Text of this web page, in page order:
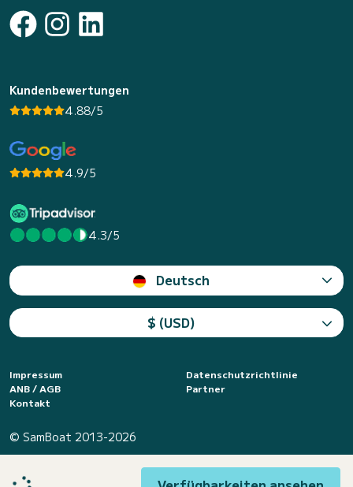
Kundenbewertungen
4.88/5
4.9/5
4.3/5
Deutsch
$ (USD)
Impressum
Datenschutzrichtlinie
ANB / AGB
Partner
Kontakt
© SamBoat 2013-2026